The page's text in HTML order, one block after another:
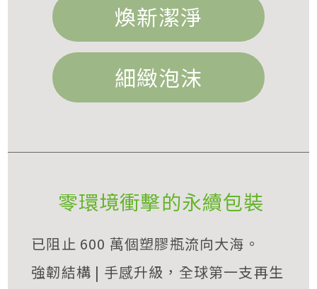
煥新潔淨
細緻泡沫
零環境衝擊的永續包裝
已阻止 600 萬個塑膠瓶流向大海。
強韌結構 | 手感升級，全球第一支再生